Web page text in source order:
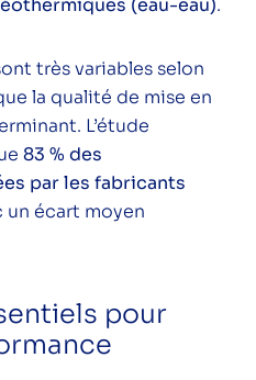
(eau-eau).
très variables selon
la qualité de mise en
L’étude
83 % des
par les fabricants
un écart moyen
pour